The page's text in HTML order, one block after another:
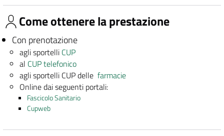
Come ottenere la prestazione
Con prenotazione
agli sportelli CUP
al CUP telefonico
agli sportelli CUP dellefarmacie
Online dai seguenti portali:
Fascicolo Sanitario
Cupweb